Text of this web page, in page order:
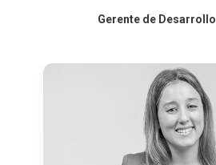
Gerente de Desarrollo